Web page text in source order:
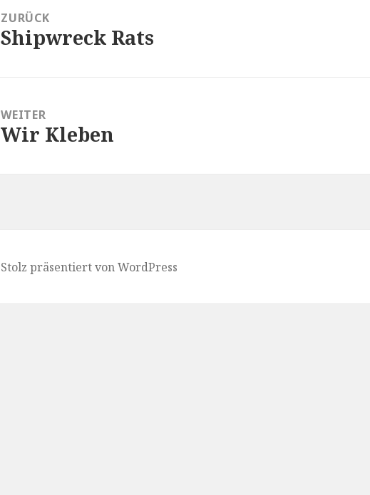
ZURÜCK
Vorheriger
Shipwreck Rats
WEITER
Nächster
Wir Kleben
Stolz präsentiert von WordPress